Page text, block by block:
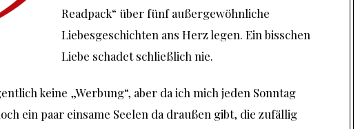
Readpack“ überfünf außergewöhnliche
Liebesgeschichten ans Herz legen. Ein bisschen
Liebe schadet schließlich nie.
keine „Werbung“, aber da ich mich jeden Sonntag
ein paar einsame Seelen da draußen gibt, die zufällig